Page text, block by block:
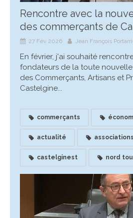
Rencontre avec la
des commerçants de
27 Fév 2026 Jean François
En février, j'ai souhaité
fondateurs de la toute
des Commerçants, Artisans et
Castelgine...
commerçants
actualité associations
castelginest nord